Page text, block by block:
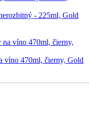
- 225ml, Gold
víno 470ml, čierny, Gold